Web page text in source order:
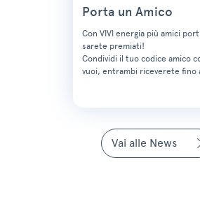
Porta un Amico
Con VIVI energia più amici
sarete premiati!
Condividi il tuo codice amico
vuoi, entrambi riceverete fino
Vai alle News